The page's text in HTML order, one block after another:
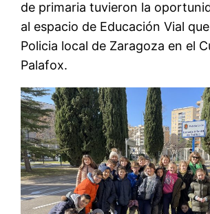
de primaria tuvieron la
al espacio de Educación Vial
Policia local de Zaragoza en el
Palafox.